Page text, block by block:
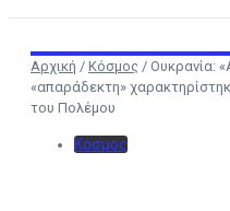
Αρχική / Κόσμος / Ουκρανία:
«απαράδεκτη»
του Πολέμου
Κόσμος